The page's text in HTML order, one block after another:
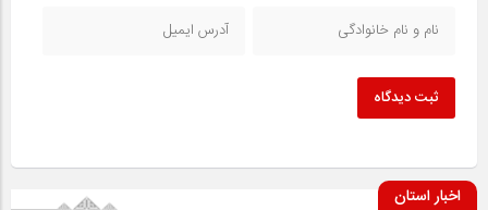
ثبت دیدگاه
اخبار استان